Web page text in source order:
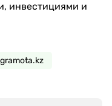
инвестициями и